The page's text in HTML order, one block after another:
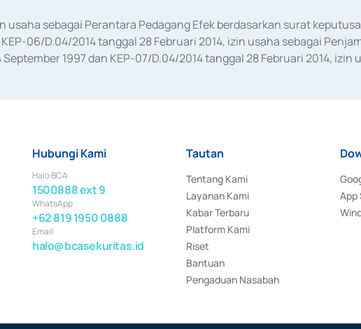
usaha sebagai Perantara Pedagang Efek berdasarkan surat
KEP-06/D.04/2014 tanggal 28 Februari 2014, izin usaha sebagai
1997 dan KEP-07/D.04/2014 tanggal 28 Februari 2014,
Hubungi Kami
Halo BCA
1500888 ext 9
WhatsApp
+62 819 1950 0888
Email
halo@bcasekuritas.id
Tautan
Tentang Kami
Layanan Kami
Kabar Terbaru
Platform Kami
Riset
Bantuan
Pengaduan Nasabah
App